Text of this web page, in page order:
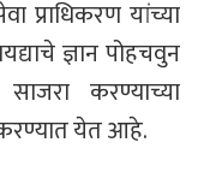
प्राधिकरण यांच्या
ज्ञान पोहचवुन
करण्याच्या
येत आहे.